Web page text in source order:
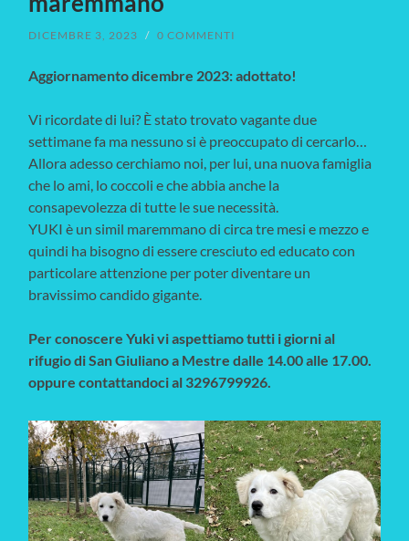
DICEMBRE 3, 2023 / 0 COMMENTI
Aggiornamento dicembre 2023: adottato!
Vi ricordate di lui? È stato trovato vagante due
settimane fa ma nessuno si è preoccupato di cercarlo…
Allora adesso cerchiamo noi, per lui, una nuova famiglia
che lo ami, lo coccoli e che abbia anche la
consapevolezza di tutte le sue necessità.
YUKI è un simil maremmano di circa tre mesi e mezzo e
quindi ha bisogno di essere cresciuto ed educato con
particolare attenzione per poter diventare un
bravissimo candido gigante.
Per conoscere Yuki vi aspettiamo tutti i giorni al
rifugio di San Giuliano a Mestre dalle 14.00 alle 17.00.
oppure contattandoci al 3296799926.